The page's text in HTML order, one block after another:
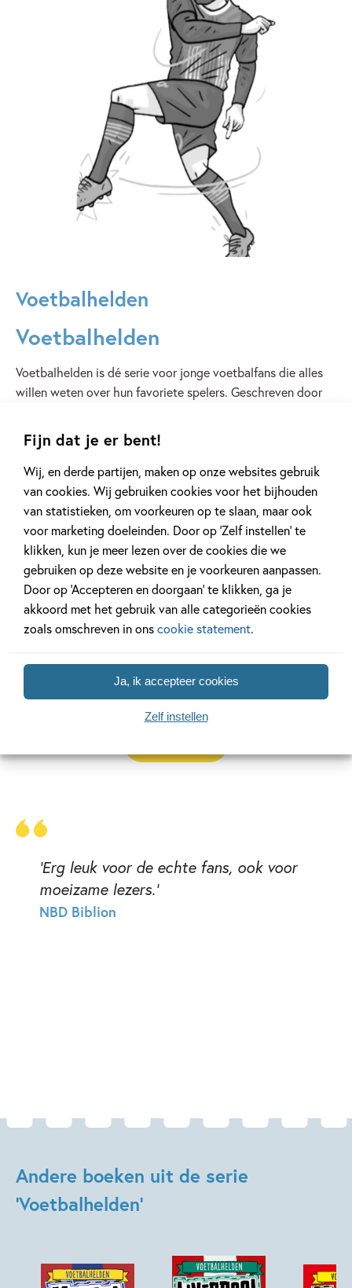
Fijn dat je er bent!
Wij, en derde partijen, maken op onze websites gebruik
van cookies. Wij gebruiken cookies voor het bijhouden
van statistieken, om voorkeuren op te slaan, maar ook
voor marketing doeleinden. Door op ‘Zelf instellen’ te
klikken, kun je meer lezen over de cookies die we
gebruiken op deze website en je voorkeuren aanpassen.
Door op ‘Accepteren en doorgaan’ te klikken, ga je
akkoord met het gebruik van alle categorieën cookies
zoals omschreven in onscookie statement.
Ja, ik accepteer cookies
Zelf instellen
Voetbalhelden
Voetbalhelden
Voetbalhelden is dé serie voor jonge voetbalfans die alles
willen weten over hun favoriete spelers. Geschreven door
de verhalen van ’s werelds grootste voetbalsterren tot
leven. Van hun eerste stappen op het voetbalveld tot de
glorie van volle stadions en legendarische doelpunten –
elke titel geeft een kijkje achter de schermen van hun weg
naar succes.
Ontdek hoe spelers als Messi, Ronaldo, Mbappé en vele
anderen uitgroeiden tot de helden die miljoenen fans
inspireren. Met spannende verhalen, grappige weetjes en
coole illustraties isVoetbalheldenperfect voor beginnende
lezers én echte voetbalfanaten.
Kruip in de schoenen van je helden en beleef hun avonturen
alsof je zelf op het veld staat!
'Erg leuk voor de echte fans, ook voor
moeizame lezers.'
NBD Biblion
Andere boeken uit de serie
'Voetbalhelden'